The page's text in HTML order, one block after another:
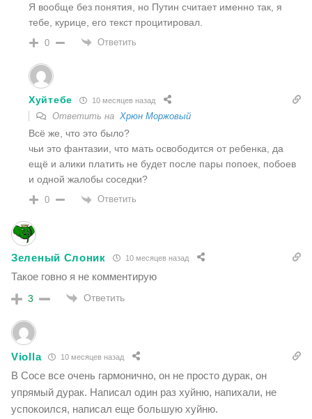
Я вообще без понятия, но Путин считает именно так, я
тебе, курице, его текст процитировал.
0 Ответить
Хуйтебе 10 месяцев назад
Ответить на Хрюн Моржовый
Всё же, что это было?
чьи это фантазии, что мать освободится от ребенка, да
ещё и алики платить не будет после пары попоек, побоев
и одной жалобы соседки?
0 Ответить
Зеленый Слоник 10 месяцев назад
Такое говно я не комментирую
3 Ответить
Violla 10 месяцев назад
В Сосе все очень гармонично, он не просто дурак, он
упрямый дурак. Написал один раз хуйню, напихали, не
успокоился, написал еще большую хуйню.